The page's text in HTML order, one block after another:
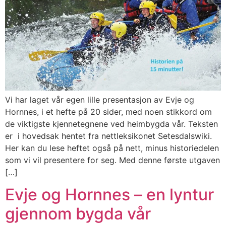
Vi har laget vår egen lille presentasjon av Evje og
Hornnes, i et hefte på 20 sider, med noen stikkord om
de viktigste kjennetegnene ved heimbygda vår. Teksten
er i hovedsak hentet fra nettleksikonet Setesdalswiki.
Her kan du lese heftet også på nett, minus historiedelen
som vi vil presentere for seg. Med denne første utgaven
[…]
Evje og Hornnes – en lyntur
gjennom bygda vår